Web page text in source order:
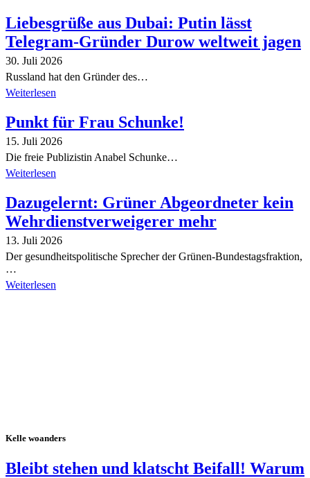
Liebesgrüße aus Dubai: Putin lässt
Telegram-Gründer Durow weltweit jagen
30. Juli 2026
Russland hat den Gründer des…
Weiterlesen
Punkt für Frau Schunke!
15. Juli 2026
Die freie Publizistin Anabel Schunke…
Weiterlesen
Dazugelernt: Grüner Abgeordneter kein
Wehrdienstverweigerer mehr
13. Juli 2026
Der gesundheitspolitische Sprecher der Grünen-Bundestagsfraktion,
…
Weiterlesen
Kelle woanders
Bleibt stehen und klatscht Beifall! Warum